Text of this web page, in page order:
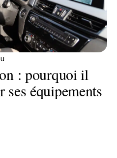
: pourquoi il
ses équipements